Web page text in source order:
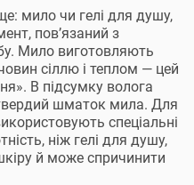
мило чи гелі для душу,
пов’язаний з
Мило виготовляють
сіллю і теплом — цей
В підсумку волога
шматок мила. Для
спеціальні
ніж гелі для душу,
й може спричинити